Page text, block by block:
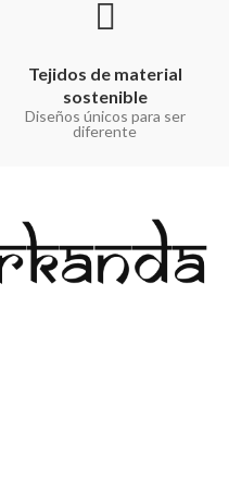
Tejidos de material
sostenible
Diseños únicos para ser
diferente